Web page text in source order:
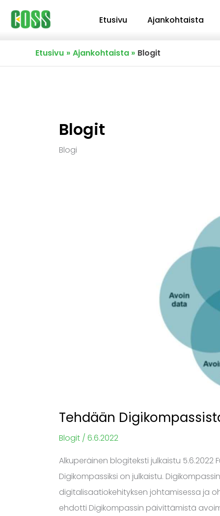
Siirry
sisältöön
Etusivu Ajankohtaista
Etusivu Ajankohtaista Blogit
Blogit
Blogi
Tehdään
Blogit / 6.6.2022
Alkuperäinen blogiteksti julkaistu 5.6.2022
Digikompassiksi on julkaistu.
digitalisaatiokehityksen johtamisessa ja
ehdotti Digikompassin päivittämistä